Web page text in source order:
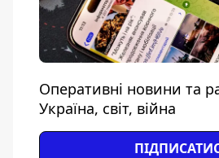
Оперативні новини та
Україна, світ, війна